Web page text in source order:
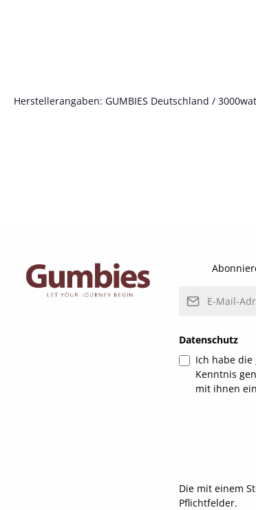
Herstellerangaben: GUMBIES Deutschland /
E-Mail-Adresse*
Datenschutz
Ich habe die
Kenntnis
mit ihnen
Die mit einem
Pflichtfelder.